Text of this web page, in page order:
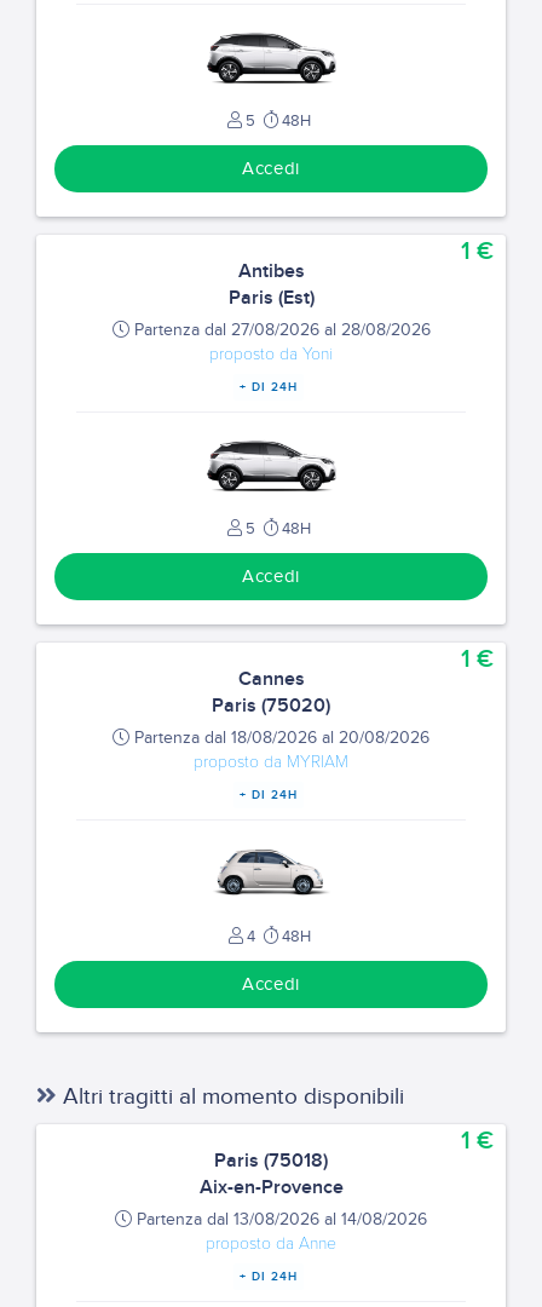
5 48H
Accedi
Antibes
Paris (Est)
Partenza dal 27/08/2026 al 28/08/2026
proposto da Yoni
+ DI 24H
5 48H
1 €
Accedi
Cannes
Paris (75020)
Partenza dal 18/08/2026 al 20/08/2026
proposto da MYRIAM
+ DI 24H
4 48H
1 €
Accedi
Altri tragitti al momento disponibili
Paris (75018)
Aix-en-Provence
Partenza dal 13/08/2026 al 14/08/2026
proposto da Anne
+ DI 24H
1 €